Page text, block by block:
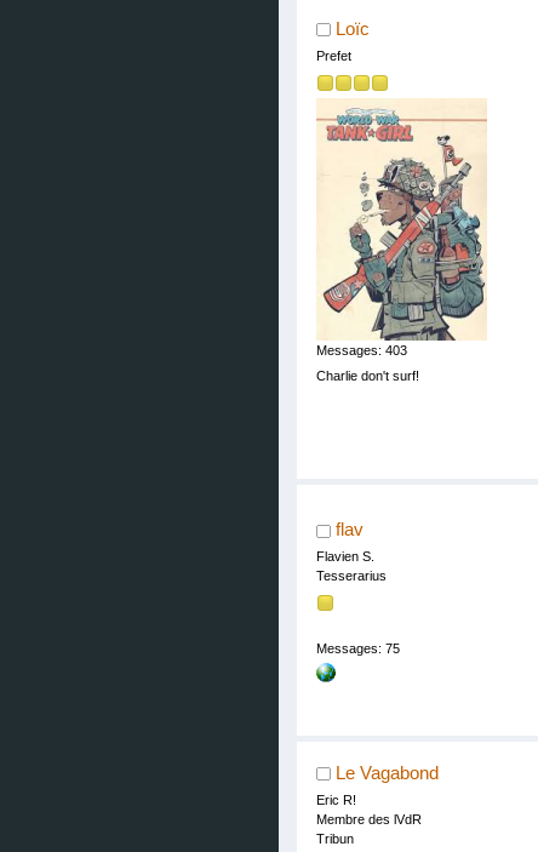
Loïc
Prefet
Messages: 403
Charlie don't surf!
flav
Flavien S.
Tesserarius
Messages: 75
Le Vagabond
Eric R!
Membre des lVdR
Tribun